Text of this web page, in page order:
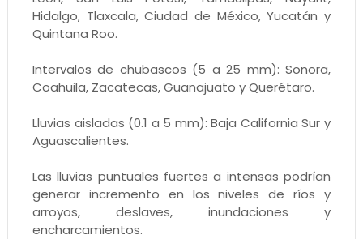
Hidalgo, Tlaxcala, Ciudad de México, Yucatán y
Quintana Roo.
Intervalos de chubascos (5 a 25 mm): Sonora,
Coahuila, Zacatecas, Guanajuato y Querétaro.
Lluvias aisladas (0.1 a 5 mm): Baja California Sur y
Aguascalientes.
Las lluvias puntuales fuertes a intensas podrían
generar incremento en los niveles de ríos y
arroyos, deslaves, inundaciones y
encharcamientos.